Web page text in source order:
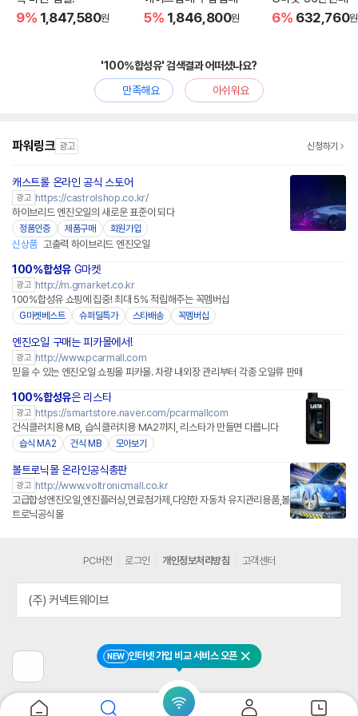
9% 1,847,580원 5% 1,846,800원 6% 632,760원
'100%합성유' 검색결과 어떠셨나요?
만족해요
아쉬워요
파워링크 광고 신청하기
캐스트롤 온라인 공식 스토어
광고 https://castrolshop.co.kr/
하이브리드 엔진오일의 새로운 표준이 되다
정품인증 제품구매 회원가입
신상품 고출력 하이브리드 엔진오일
100%합성유G마켓
광고 http://m.gmarket.co.kr
100%합성유 쇼핑에 집중! 최대 5% 적립해주는 꼭멤버십
G마켓베스트 슈퍼딜특가 스타배송 꼭멤버십
엔진오일 구매는 피카몰에서!
광고 http://www.pcarmall.com
믿을 수 있는 엔진오일 쇼핑몰 피카몰. 차량 내외장 관리부터 각종 오일류 판매
100%합성유은 리스타
광고 https://smartstore.naver.com/pcarmallcom
건식클러치용 MB, 습식클러치용 MA2까지, 리스타가 만들면 다릅니다
습식 MA2 건식 MB 모아보기
볼트로닉몰 온라인공식총판
광고 http://www.voltronicmall.co.kr
고급합성엔진오일,엔진플러싱,연료첨가제,다양한 자동차 유지관리용품,볼
트로닉공식몰
전
페
이
NEW 인터넷 가입 비교 서비스 오픈 닫기
PC버전 로그인 개인정보처리방침 고객센터
(주) 커넥트웨이브